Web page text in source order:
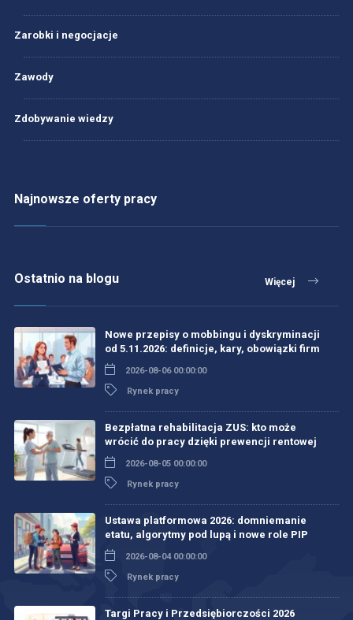
Zarobki i negocjacje
Zawody
Zdobywanie wiedzy
Najnowsze oferty pracy
Ostatnio na blogu Więcej
Nowe przepisy o mobbingu i dyskryminacji
od 5.11.2026: definicje, kary, obowiązki firm
2026-08-06 00:00:00
Rynek pracy
Bezpłatna rehabilitacja ZUS: kto może
wrócić do pracy dzięki prewencji rentowej
2026-08-05 00:00:00
Rynek pracy
Ustawa platformowa 2026: domniemanie
etatu, algorytmy pod lupą i nowe role PIP
2026-08-04 00:00:00
Rynek pracy
Targi Pracy i Przedsiębiorczości 2026